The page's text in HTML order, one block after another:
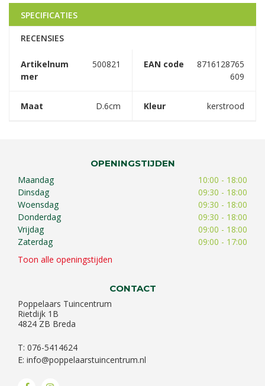
SPECIFICATIES
RECENSIES
Artikelnum
mer
500821 EAN code
8716128765
609
Maat D.6cm Kleur kerstrood
OPENINGSTIJDEN
Maandag
10:00 - 18:00
Dinsdag
09:30 - 18:00
Woensdag
09:30 - 18:00
Donderdag
09:30 - 18:00
Vrijdag
09:00 - 18:00
Zaterdag
09:00 - 17:00
Toon alle openingstijden
CONTACT
Poppelaars Tuincentrum
Rietdijk 1B
4824 ZB Breda
T: 076-5414624
E: info@poppelaarstuincentrum.nl